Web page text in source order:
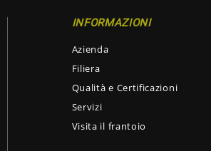
INFORMAZIONI
Azienda
Filiera
Qualità e Certificazioni
Servizi
Visita il frantoio